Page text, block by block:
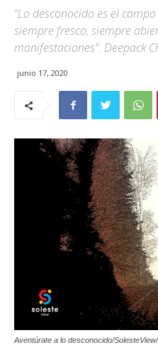
"Lo desconocido es el
siempre fresco, siempre
manifestaciones". Deepack
junio 17, 2020
Aventúrate a lo desconocido/